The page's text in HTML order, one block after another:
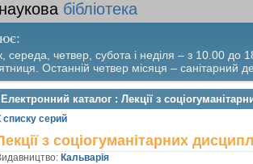
бібліотека
середа, четвер, субота і неділя – з 10.00 до
Останній четвер місяця – санітарний
Електронний каталог : Лекції з
списку серий
з соціогуманітарних
Кальварія